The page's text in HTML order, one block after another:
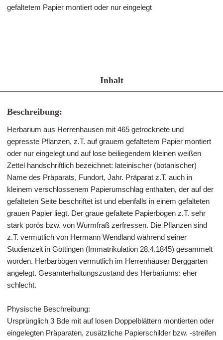
gefaltetem Papier montiert oder nur eingelegt
Inhalt
Beschreibung:
Herbarium aus Herrenhausen mit 465 getrocknete und
gepresste Pflanzen, z.T. auf grauem gefaltetem Papier montiert
oder nur eingelegt und auf lose beiliegendem kleinen weißen
Zettel handschriftlich bezeichnet: lateinischer (botanischer)
Name des Präparats, Fundort, Jahr. Präparat z.T. auch in
kleinem verschlossenem Papierumschlag enthalten, der auf der
gefalteten Seite beschriftet ist und ebenfalls in einem gefalteten
grauen Papier liegt. Der graue gefaltete Papierbogen z.T. sehr
stark porös bzw. von Wurmfraß zerfressen. Die Pflanzen sind
z.T. vermutlich von Hermann Wendland während seiner
Studienzeit in Göttingen (Immatrikulation 28.4.1845) gesammelt
worden. Herbarbögen vermutlich im Herrenhäuser Berggarten
angelegt. Gesamterhaltungszustand des Herbariums: eher
schlecht.
Physische Beschreibung:
Ursprünglich 3 Bde mit auf losen Doppelblättern montierten oder
eingelegten Präparaten, zusätzliche Papierschilder bzw. -streifen